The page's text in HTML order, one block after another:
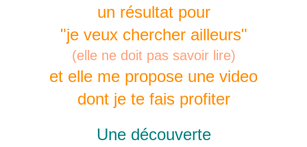
un résultat pour
"je veux chercher ailleurs"
(elle ne doit pas savoir lire)
et elle me propose une video
dont je te fais profiter
Une découverte